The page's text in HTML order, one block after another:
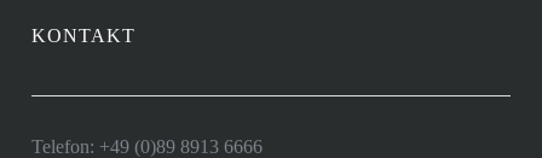
KONTAKT
Telefon: +49 (0)89 8913 6666